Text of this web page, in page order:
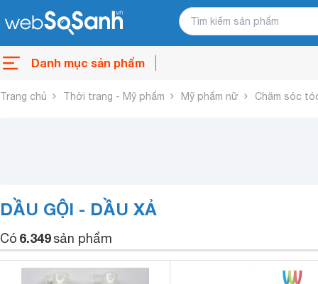
Danh mục sản phẩm
Trang chủ Thời trang - Mỹ phẩm Mỹ phẩm nữ Chăm sóc
DẦU GỘI - DẦU XẢ
Có 6.349sản phẩm